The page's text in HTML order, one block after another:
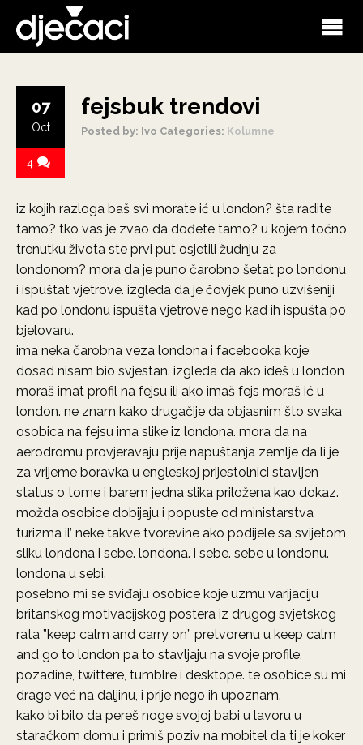
fejsbuk trendovi
Posted by: Ivo Categories: Kolumne
07
Oct
4
iz kojih razloga baš svi morate ić u london? šta radite
tamo? tko vas je zvao da dođete tamo? u kojem točno
trenutku života ste prvi put osjetili žudnju za
londonom? mora da je puno čarobno šetat po londonu
i ispuštat vjetrove. izgleda da je čovjek puno uzvišeniji
kad po londonu ispušta vjetrove nego kad ih ispušta po
bjelovaru.
ima neka čarobna veza londona i facebooka koje
dosad nisam bio svjestan. izgleda da ako ideš u london
moraš imat profil na fejsu ili ako imaš fejs moraš ić u
london. ne znam kako drugačije da objasnim što svaka
osobica na fejsu ima slike iz londona. mora da na
aerodromu provjeravaju prije napuštanja zemlje da li je
za vrijeme boravka u engleskoj prijestolnici stavljen
status o tome i barem jedna slika priložena kao dokaz.
možda osobice dobijaju i popuste od ministarstva
turizma il’ neke takve tvorevine ako podijele sa svijetom
sliku londona i sebe. londona. i sebe. sebe u londonu.
londona u sebi.
posebno mi se sviđaju osobice koje uzmu varijaciju
britanskog motivacijskog postera iz drugog svjetskog
rata ”keep calm and carry on” pretvorenu u keep calm
and go to london pa to stavljaju na svoje profile,
pozadine, twittere, tumblre i desktope. te osobice su mi
drage već na daljinu, i prije nego ih upoznam.
kako bi bilo da pereš noge svojoj babi u lavoru u
staračkom domu i primiš poziv na mobitel da ti je koker